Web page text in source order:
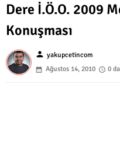
Dere İ.Ö.O. 2009
Konuşması
person yakupcetincom
Ağustos 14, 2010
0